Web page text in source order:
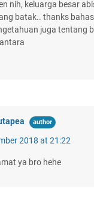
nih, keluarga besar
batak.. thanks
juga tentang
2018 at 21:22
ya bro hehe